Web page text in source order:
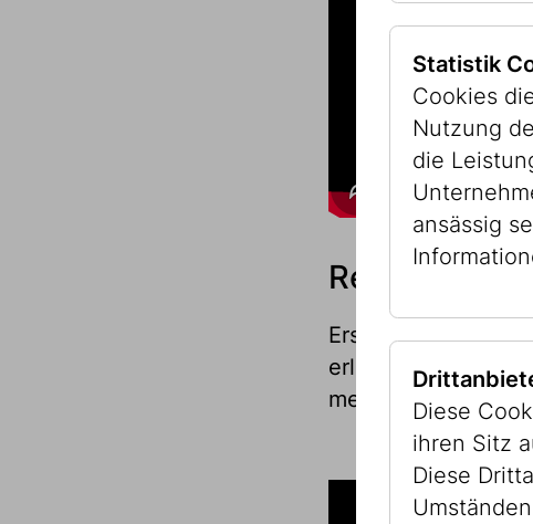
Erstmals wird die
erlebbar. In dem
mehr in der
Statistik
Cookies
Nutzung
die
ansässig
Diese
ihren Sitz
Diese